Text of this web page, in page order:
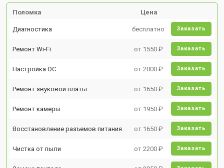
Поломка Цена
Диагностика бесплатно Заказать
Ремонт Wi-Fi от 1550 ₽ Заказать
Настройка ОС от 2000 ₽ Заказать
Ремонт звуковой платы от 1650 ₽ Заказать
Ремонт камеры от 1950 ₽ Заказать
Восстановление разъемов питания от 1650 ₽ Заказать
Чистка от пыли от 2200 ₽ Заказать